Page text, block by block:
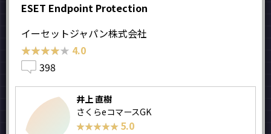
ESET Endpoint Protection
イーセットジャパン株式会社
★★★★★
★★★★★ 4.0
398
井上 直樹
さくらeコマースGK
★★★★★
★★★★★ 5.0